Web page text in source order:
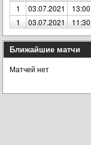
1
03.07.2021 13:00
1
03.07.2021 11:30
Ближайшие матчи
Матчей нет